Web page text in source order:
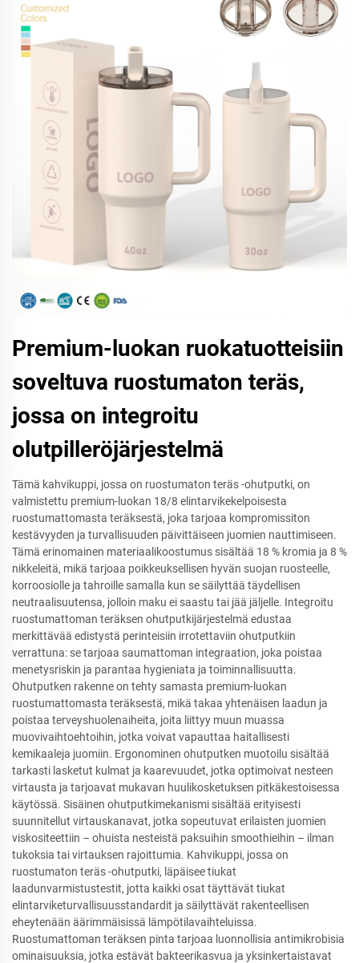
Premium-luokan ruokatuotteisiin
soveltuva ruostumaton teräs,
jossa on integroitu
olutpilleröjärjestelmä
Tämä kahvikuppi, jossa on ruostumaton teräs -ohutputki, on
valmistettu premium-luokan 18/8 elintarvikekelpoisesta
ruostumattomasta teräksestä, joka tarjoaa kompromissiton
kestävyyden ja turvallisuuden päivittäiseen juomien nauttimiseen.
Tämä erinomainen materiaalikoostumus sisältää 18 % kromia ja 8 %
nikkeleitä, mikä tarjoaa poikkeuksellisen hyvän suojan ruosteelle,
korroosiolle ja tahroille samalla kun se säilyttää täydellisen
neutraalisuutensa, jolloin maku ei saastu tai jää jäljelle. Integroitu
ruostumattoman teräksen ohutputkijärjestelmä edustaa
merkittävää edistystä perinteisiin irrotettaviin ohutputkiin
verrattuna: se tarjoaa saumattoman integraation, joka poistaa
menetysriskin ja parantaa hygieniata ja toiminnallisuutta.
Ohutputken rakenne on tehty samasta premium-luokan
ruostumattomasta teräksestä, mikä takaa yhtenäisen laadun ja
poistaa terveyshuolenaiheita, joita liittyy muun muassa
muovivaihtoehtoihin, jotka voivat vapauttaa haitallisesti
kemikaaleja juomiin. Ergonominen ohutputken muotoilu sisältää
tarkasti lasketut kulmat ja kaarevuudet, jotka optimoivat nesteen
virtausta ja tarjoavat mukavan huulikosketuksen pitkäkestoisessa
käytössä. Sisäinen ohutputkimekanismi sisältää erityisesti
suunnitellut virtauskanavat, jotka sopeutuvat erilaisten juomien
viskositeettiin – ohuista nesteistä paksuihin smoothieihin – ilman
tukoksia tai virtauksen rajoittumia. Kahvikuppi, jossa on
ruostumaton teräs -ohutputki, läpäisee tiukat
laadunvarmistustestit, jotta kaikki osat täyttävät tiukat
elintarviketurvallisuusstandardit ja säilyttävät rakenteellisen
eheytenään äärimmäisissä lämpötilavaihteluissa.
Ruostumattoman teräksen pinta tarjoaa luonnollisia antimikrobisia
ominaisuuksia, jotka estävät bakteerikasvua ja yksinkertaistavat